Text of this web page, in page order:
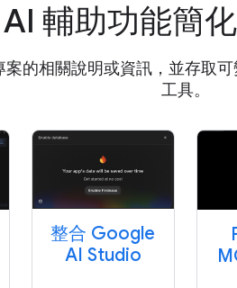
輔助功能簡
的相關說明或資訊，並存取
工具。
整合 Google
AI Studio